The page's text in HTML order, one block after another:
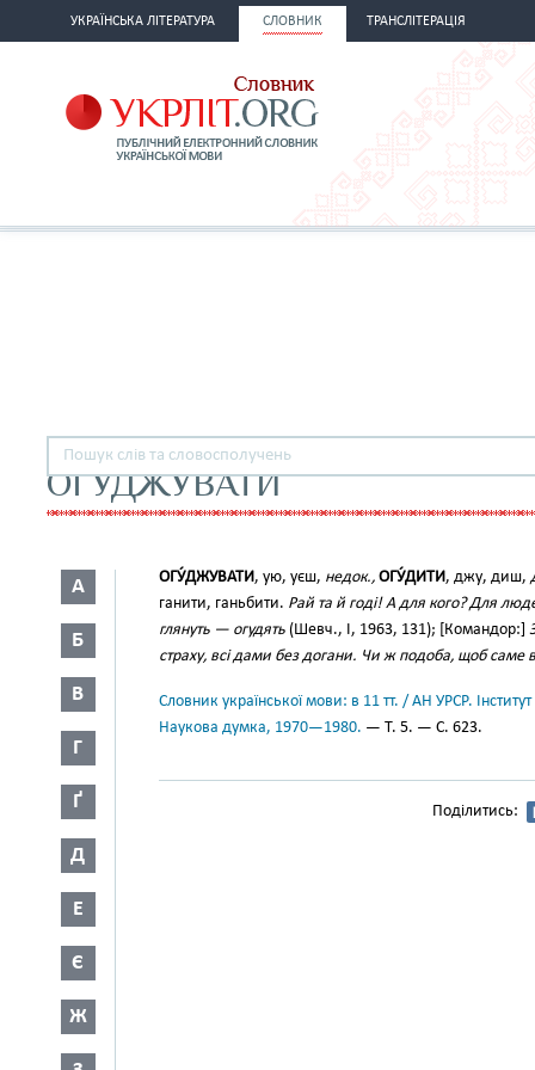
УКРАЇНСЬКА ЛІТЕРАТУРА СЛОВНИК ТРАНСЛІТЕРАЦІЯ
ОГУДЖУВАТИ
А
Б
В
Г
Ґ
Д
Е
Є
Ж
ОГУ́ДЖУВАТИ, ую, уєш, недок., ОГУ́ДИТИ, джу, диш,
ганити, ганьбити. Рай та й годі! А для кого? Для
глянуть — огудять (Шевч., І, 1963, 131); [Командор:]
страху, всі дами без догани. Чи ж подоба, щоб саме
Словник української мови: в 11 тт. / АН УРСР.
Наукова думка, 1970—1980. — Т. 5. — С. 623.
Поділитись: